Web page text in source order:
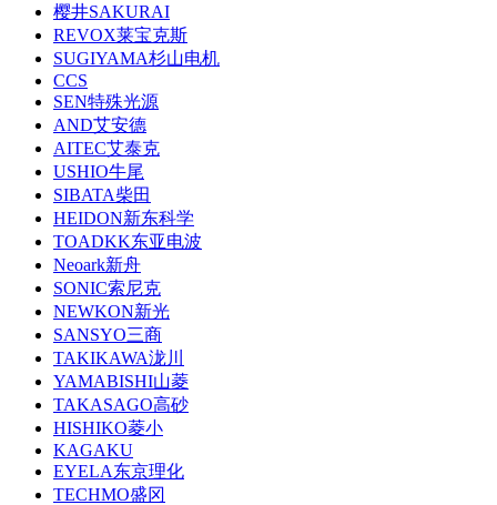
樱井SAKURAI
REVOX莱宝克斯
SUGIYAMA杉山电机
CCS
SEN特殊光源
AND艾安德
AITEC艾泰克
USHIO牛尾
SIBATA柴田
HEIDON新东科学
TOADKK东亚电波
Neoark新舟
SONIC索尼克
NEWKON新光
SANSYO三商
TAKIKAWA泷川
YAMABISHI山菱
TAKASAGO高砂
HISHIKO菱小
KAGAKU
EYELA东京理化
TECHMO盛冈